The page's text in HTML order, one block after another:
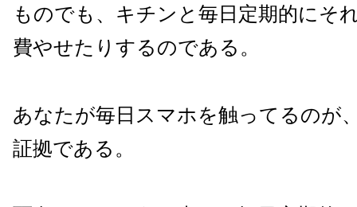
ものでも、キチンと毎日定期的にそ
費やせたりするのである。
あなたが毎日スマホを触ってるのが
証拠である。